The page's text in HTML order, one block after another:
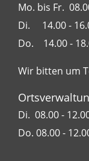
Mo. bis Fr.
Di. 14.00 -
Do. 14.00 -
Wir bitten um
Di. 08.00 -
Do. 08.00 -